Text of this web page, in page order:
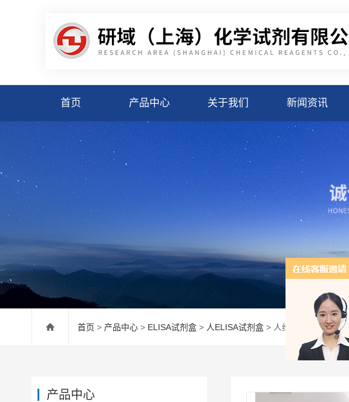
首页 产品中心 关于我们 新闻资讯
首页 > 产品中心 > ELISA试剂盒 > 人ELISA试剂盒 > 人维生素C（VC）
产品中心